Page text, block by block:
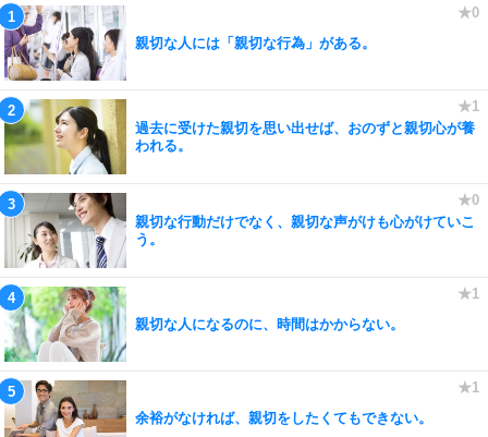
親切な人には「親切な行為」がある。
過去に受けた親切を思い出せば、おのずと親切心が養
われる。
親切な行動だけでなく、親切な声がけも心がけていこ
う。
親切な人になるのに、時間はかからない。
余裕がなければ、親切をしたくてもできない。